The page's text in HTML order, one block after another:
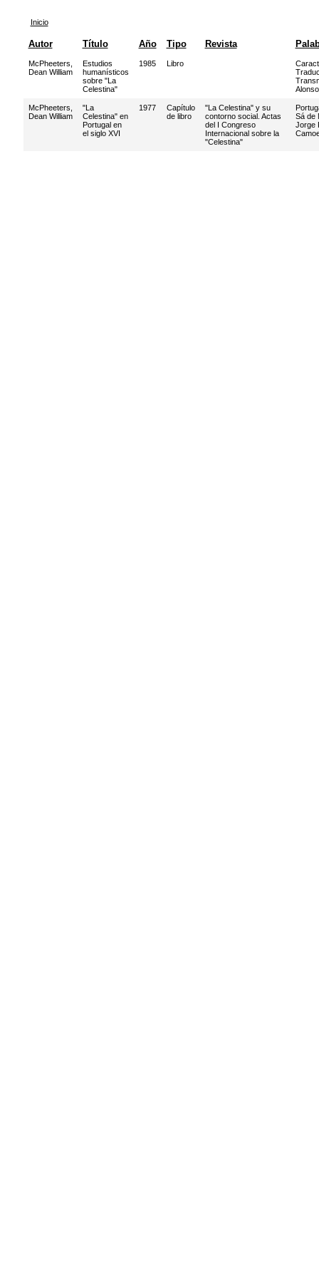
Inicio
Autor Título Año Tipo Revista
McPheeters,
Dean William
Estudios
humanísticos
sobre "La
Celestina"
1985 Libro
McPheeters,
Dean William
"La
Celestina" en
Portugal en
el siglo XVI
1977
Capítulo
de libro
"La Celestina" y su
contorno social. Actas
del I Congreso
Internacional sobre la
"Celestina"
Sá de
Jorge